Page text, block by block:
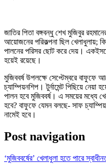
জাতির পিতা বঙ্গবন্ধু শেখ মুজিবুর
আয়োজনের পরিকল্পনা ছিল খেলাধুলায়;
পালনের পরিসর ছোট করে দেয়।
হয়েই রয়েছে।
মুজিববর্ষ উপলক্ষে সেপ্টেম্বরে বাফুফে
চ্যাম্পিয়নশিপ। টুর্নামেন্ট পিছিয়ে
পালন হবে মুজিববর্ষ। এ সময়ের মধ্যে
হবে? বাফুফে যেমন বলছে- সাফ
নামেই হবে।
Post navigation
‘মুজিববর্ষের’ খেলাধুলা হতে পারে